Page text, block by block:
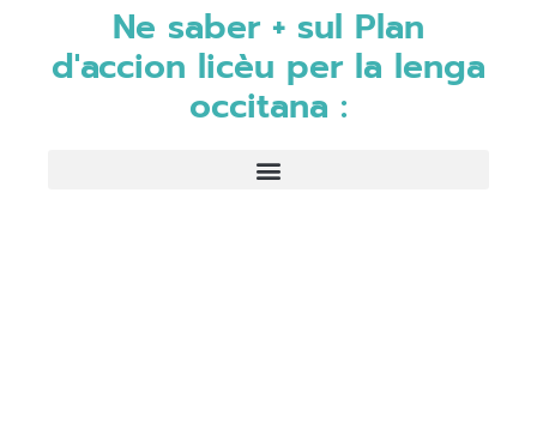
Ne saber + sul Plan
d'accion licèu per la lenga
occitana :